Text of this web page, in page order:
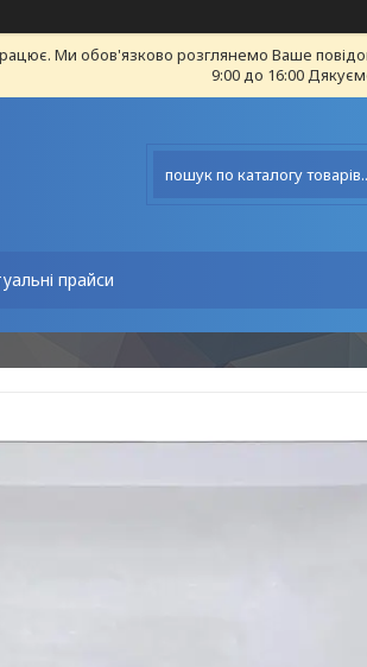
Ми обов'язково розглянемо Ваше
9:00 до 16:00
прайси